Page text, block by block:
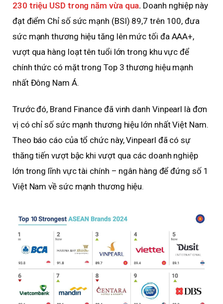
230 triệu USD trong năm vừa qua. Doanh nghiệp này
đạt điểm Chỉ số sức mạnh (BSI) 89,7 trên 100, đưa
sức mạnh thương hiệu tăng lên mức tối đa AAA+,
vượt qua hàng loạt tên tuổi lớn trong khu vực để
chính thức có mặt trong Top 3 thương hiệu mạnh
nhất Đông Nam Á.
Trước đó, Brand Finance đã vinh danh Vinpearl là đơn
vị có chỉ số sức mạnh thương hiệu lớn nhất Việt Nam.
Theo báo cáo của tổ chức này, Vinpearl đã có sự
thăng tiến vượt bậc khi vượt qua các doanh nghiệp
lớn trong lĩnh vực tài chính – ngân hàng để đứng số 1
Việt Nam về sức mạnh thương hiệu.